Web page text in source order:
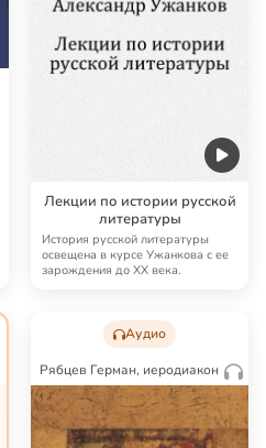
Лекции по истории русской
литературы
История русской литературы
освещена в курсе Ужанкова с ее
зарождения до XX века.
Аудио
Рябцев Герман, иеродиакон